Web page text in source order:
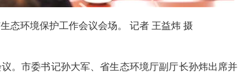
态环境保护工作会议会场。 记者 王益炜 摄
。市委书记孙大军、省生态环境厅副厅长孙炜出席